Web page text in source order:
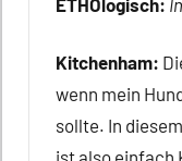
Kitchenham:
wenn mein
sollte. In
ist also einfach